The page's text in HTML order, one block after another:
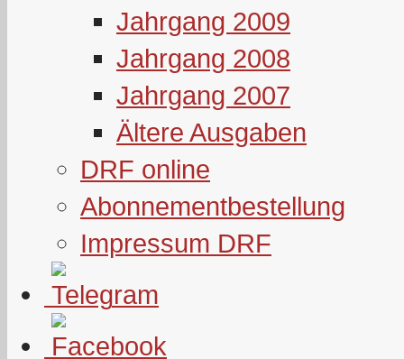
Jahrgang 2009
Jahrgang 2008
Jahrgang 2007
Ältere Ausgaben
DRF online
Abonnementbestellung
Impressum DRF